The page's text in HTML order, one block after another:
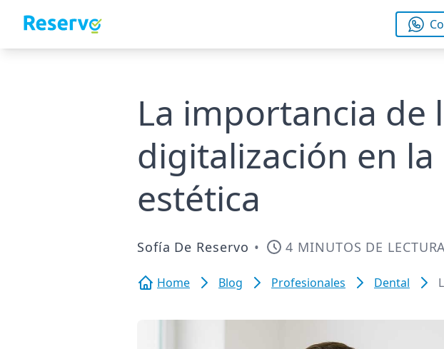
La importancia de
digitalización en
estética
Sofía De Reservo • 4 MINUTOS DE
Home Blog Profesionales Dental